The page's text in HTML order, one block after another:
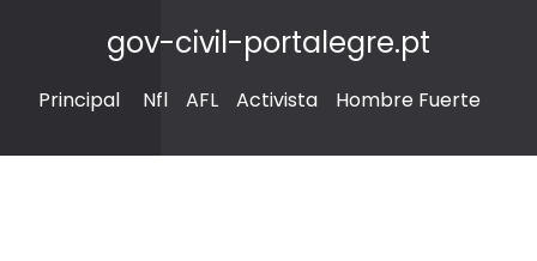
gov-civil-portalegre.pt
Principal Nfl AFL Activista Hombre Fuerte